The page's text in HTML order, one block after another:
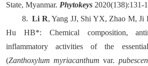
State, Myanmar. Phytokeys 2020(138):131-
8. Li R, Yang JJ, Shi YX, Zhao M,
Hu HB*: Chemical composition,
inflammatory activities of the
(Zanthoxylum myriacanthum var.